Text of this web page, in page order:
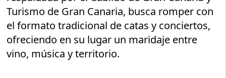
Turismo de Gran Canaria, busca romper con
el formato tradicional de catas y conciertos,
ofreciendo en su lugar un maridaje entre
vino, música y territorio.